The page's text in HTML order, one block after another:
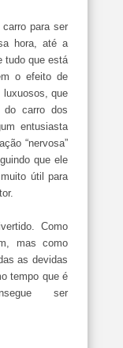
para ser
hora, até a
tudo que está
o efeito de
luxuosos, que
carro dos
entusiasta
“nervosa”
que ele
útil para
Como
mas como
as devidas
tempo que é
ser